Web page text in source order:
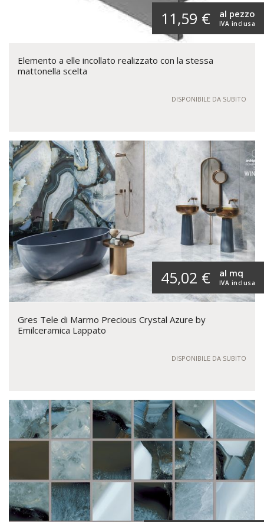
11,59 € IVA inclusa
al pezzo
Elemento a elle incollato realizzato con la stessa
mattonella scelta
DISPONIBILE DA SUBITO
45,02 € IVA inclusa
al mq
Gres Tele di Marmo Precious Crystal Azure by
Emilceramica Lappato
DISPONIBILE DA SUBITO